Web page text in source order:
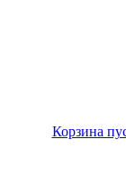
Корзина